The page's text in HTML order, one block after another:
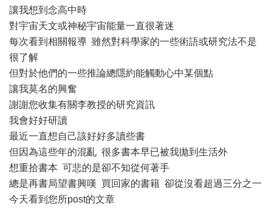
讓我想到念高中時
對宇宙天文或神秘宇宙能量一直很著迷
每次看到相關報導 雖然對科學家的一些術語或研究法不是
很了解
但對於他們的一些推論總隱約能觸動心中某個點
讓我莫名的興奮
謝謝您收集有關李教授的研究資訊
我會好好研讀
最近一直想自己該好好多讀些書
但因為這些年的混亂 很多書本早已被我拋到生活外
想重拾書本 可悲的是卻不知從何著手
總是再書局望書興嘆 買回家的書籍 卻從沒看超過三分之一
今天看到您所post的文章